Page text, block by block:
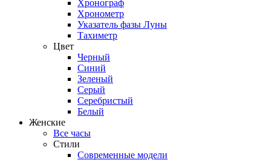
Хронограф
Хронометр
Указатель фазы Луны
Тахиметр
Цвет
Черный
Синий
Зеленый
Серый
Серебристый
Белый
Женские
Все часы
Стили
Современные модели